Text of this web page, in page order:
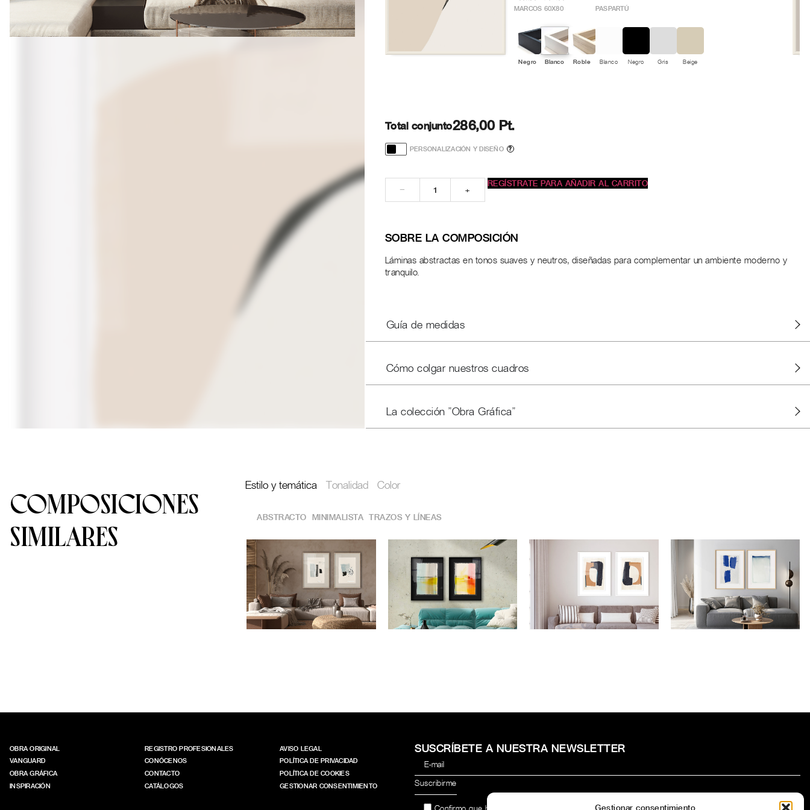
Gestionar consentimiento
MARCOS 60X80
Negro Blanco Roble
PASPARTÚ
Blanco Negro Gris Beige
Total conjunto286,00 Pt.
PERSONALIZACIÓN Y DISEÑO ?
− +
REGÍSTRATE PARA AÑADIR AL CARRITO
SOBRE LA COMPOSICIÓN
Láminas abstractas en tonos suaves y neutros, diseñadas para complementar un ambiente moderno y
tranquilo.
Guía de medidas
Cómo colgar nuestros cuadros
La colección "Obra Gráfica"
COMPOSICIONES
SIMILARES
Estilo y temática Tonalidad Color
ABSTRACTO MINIMALISTA TRAZOS Y LÍNEAS
OBRA ORIGINAL
VANGUARD
OBRA GRÁFICA
INSPIRACIÓN
REGISTRO PROFESIONALES
CONÓCENOS
CONTACTO
CATÁLOGOS
AVISO LEGAL
POLÍTICA DE PRIVACIDAD
POLÍTICA DE COOKIES
GESTIONAR CONSENTIMIENTO
SUSCRÍBETE A NUESTRA NEWSLETTER